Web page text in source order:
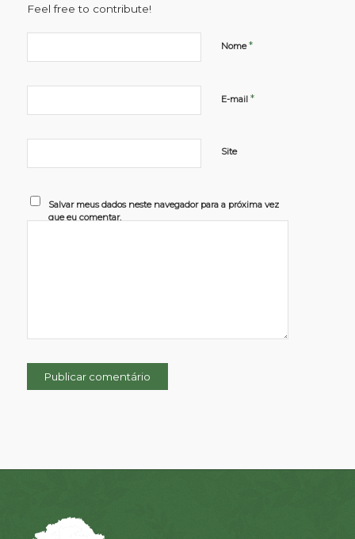
Feel free to contribute!
Nome*
E-mail *
Site
Salvar meus dados neste navegador para a próxima vez
que eu comentar.